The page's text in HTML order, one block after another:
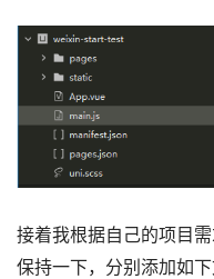
接着我根据自己的项目
保持一下，分别添加如